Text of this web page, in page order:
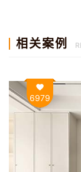
相关案例
6979